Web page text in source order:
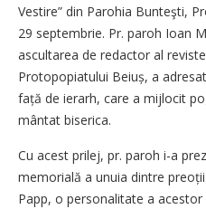
Vestire” din Parohia Bunteşti,
29 septembrie. Pr. paroh Ioan
ascultarea de redactor al
Protopopiatului Beiuș, a
față de ierarh, care a mijlocit
mântat biserica.
Cu acest prilej, pr. paroh i-a
memorială a unuia dintre
Papp, o personalitate a acestor